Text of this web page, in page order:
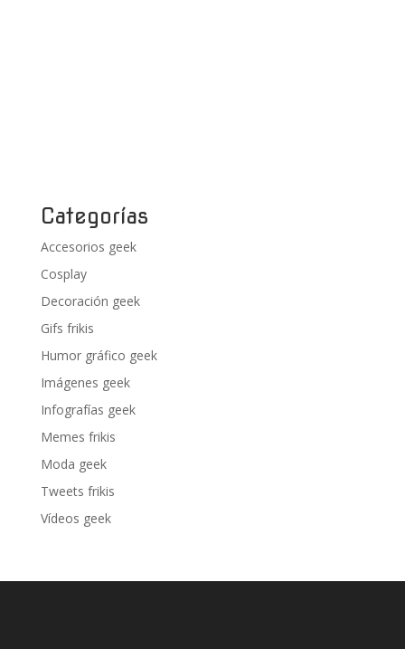
Categorías
Accesorios geek
Cosplay
Decoración geek
Gifs frikis
Humor gráfico geek
Imágenes geek
Infografías geek
Memes frikis
Moda geek
Tweets frikis
Vídeos geek